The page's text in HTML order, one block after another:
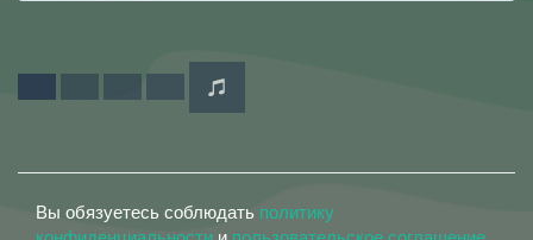
Вы обязуетесь соблюдать политику